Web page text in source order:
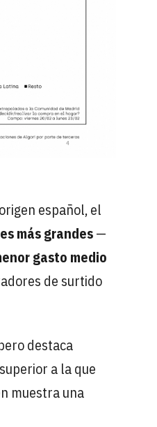
español, el
más grandes—
gasto medio
de surtido
destaca
a la que
muestra una